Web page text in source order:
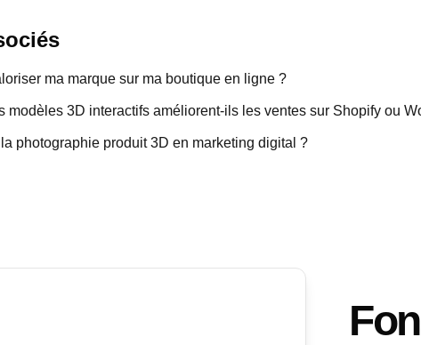
ma marque sur ma boutique en ligne ?
modèles 3D interactifs améliorent-ils les ventes sur Shopify ou
photographie produit 3D en marketing digital ?